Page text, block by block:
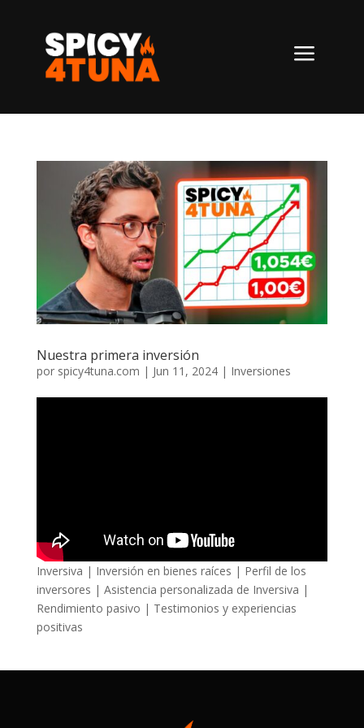
a
Nuestra primera inversión
por spicy4tuna.com | Jun 11, 2024| Inversiones
Inversiva | Inversión en bienes raíces | Perfil de los
inversores | Asistencia personalizada de Inversiva |
Rendimiento pasivo | Testimonios y experiencias
positivas